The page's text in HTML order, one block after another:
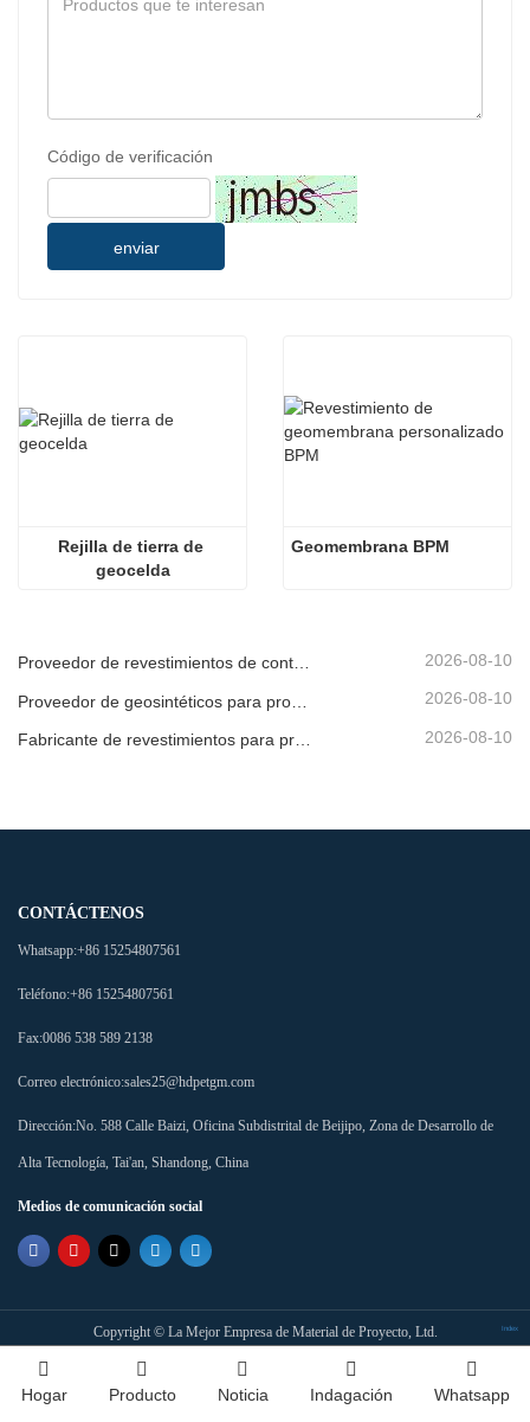
Código de verificación
enviar
Rejilla de tierra de
geocelda
Geomembrana BPM
Proveedor de revestimientos de contención para instalaciones industriales 2026-08-10
2026-08-10
2026-08-10
CONTÁCTENOS
Whatsapp:+86 15254807561
Teléfono:+86 15254807561
Fax:0086 538 589 2138
Correo electrónico:sales25@hdpetgm.com
Dirección:No. 588 Calle Baizi, Oficina Subdistrital de Beijipo, Zona de Desarrollo de
Alta Tecnología, Tai'an, Shandong, China
Medios de comunicación social
Copyright © La Mejor Empresa de Material de Proyecto, Ltd. Index
Hogar Producto Noticia Indagación Whatsapp